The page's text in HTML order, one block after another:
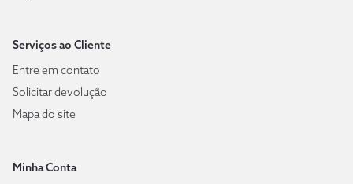
Serviços ao Cliente
Entre em contato
Solicitar devolução
Mapa do site
Minha Conta